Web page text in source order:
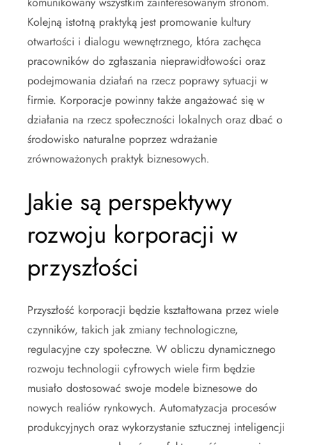
Kolejną istotną praktyką jest promowanie kultury
otwartości i dialogu wewnętrznego, która zachęca
pracowników do zgłaszania nieprawidłowości oraz
podejmowania działań na rzecz poprawy sytuacji w
firmie. Korporacje powinny także angażować się w
działania na rzecz społeczności lokalnych oraz dbać o
środowisko naturalne poprzez wdrażanie
zrównoważonych praktyk biznesowych.
Jakie są perspektywy
rozwoju korporacji w
przyszłości
Przyszłość korporacji będzie kształtowana przez wiele
czynników, takich jak zmiany technologiczne,
regulacyjne czy społeczne. W obliczu dynamicznego
rozwoju technologii cyfrowych wiele firm będzie
musiało dostosować swoje modele biznesowe do
nowych realiów rynkowych. Automatyzacja procesów
produkcyjnych oraz wykorzystanie sztucznej inteligencji